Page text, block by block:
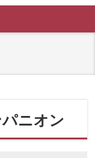
ニオン